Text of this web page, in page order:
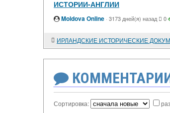
ИСТОРИИ-АНГЛИИ
Moldova Online · 3173 дней(я) назад 0
Сортировка: